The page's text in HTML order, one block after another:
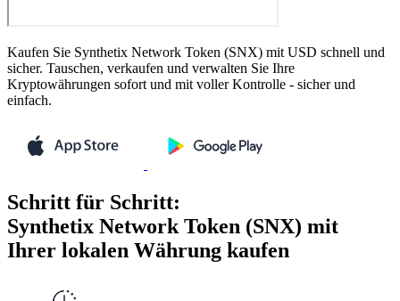
Kaufen Sie Synthetix Network Token (SNX) mit USD schnell und
sicher. Tauschen, verkaufen und verwalten Sie Ihre
Kryptowährungen sofort und mit voller Kontrolle - sicher und
einfach.
Schritt für Schritt:
Synthetix Network Token (SNX) mit
Ihrer lokalen Währung kaufen